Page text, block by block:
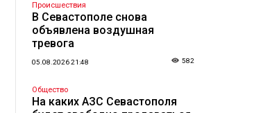
Происшествия
В Севастополе снова
объявлена воздушная
тревога
05.08.2026 21:48 582
Общество
На каких АЗС Севастополя